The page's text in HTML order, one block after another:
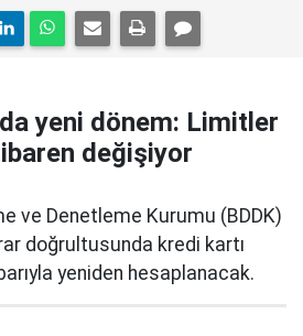
yeni dönem: Limitler
değişiyor
ve Denetleme Kurumu (BDDK)
doğrultusunda kredi kartı
yeniden hesaplanacak.